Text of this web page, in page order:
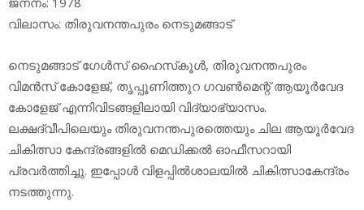
വിലാസം: തിരുവനന്തപുരം നെടുമങ്ങാട്
നെടുമങ്ങാട് ഗേള്‍സ് ഹൈസ്‌കൂള്‍, തിരുവനന്തപുരം
വിമന്‍സ് കോളേജ്, തൃപ്പൂണിത്തുറ ഗവണ്‍മെന്റ് ആയൂര്‍വേദ
കോളേജ് എന്നിവിടങ്ങളിലായി വിദ്യാഭ്യാസം.
ലക്ഷദ്വീപിലെയും തിരുവനന്തപുരത്തെയും ചില ആയൂര്‍വേദ
ചികിത്സാ കേന്ദ്രങ്ങളില്‍ മെഡിക്കല്‍ ഓഫീസറായി
പ്രവര്‍ത്തിച്ചു. ഇപ്പോള്‍ വിളപ്പില്‍ശാലയില്‍ ചികിത്സാകേന്ദ്രം
നടത്തുന്നു.